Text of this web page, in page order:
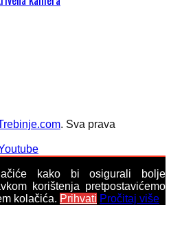
. Sva prava
kako bi osigurali bolje
korištenja pretpostavićemo
kolačića. Prihvati Pročitaj više